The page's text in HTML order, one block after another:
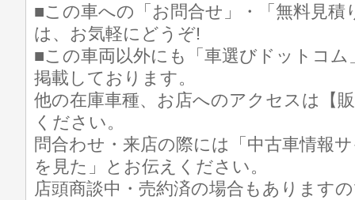
■この車への「お問合せ」・「無料見積
は、お気軽にどうぞ!
■この車両以外にも「車選びドットコ
掲載しております。
他の在庫車種、お店へのアクセスは【
ください。
問合わせ・来店の際には「中古車情報
を見た」とお伝えください。
店頭商談中・売約済の場合もあります